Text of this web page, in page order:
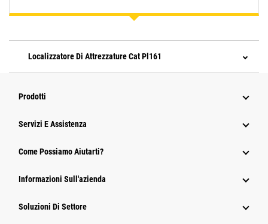
Localizzatore Di Attrezzature Cat Pl161
Prodotti
Servizi E Assistenza
Come Possiamo Aiutarti?
Informazioni Sull'azienda
Soluzioni Di Settore